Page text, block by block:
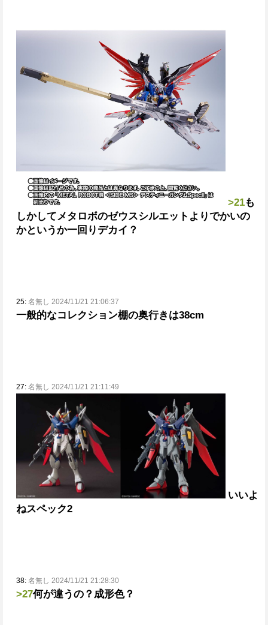
>21も
しかしてメタロボのゼウスシルエットよりでかいの
かというか一回りデカイ？
25: 名無し 2024/11/21 21:06:37
一般的なコレクション棚の奥行きは38cm
27: 名無し 2024/11/21 21:11:49
いいよ
ねスペック2
38: 名無し 2024/11/21 21:28:30
>27何が違うの？ 成形色？